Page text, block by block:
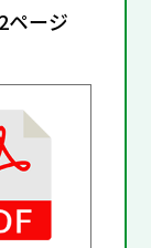
ページ